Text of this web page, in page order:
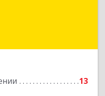
13
Автономный округ
Подробнее